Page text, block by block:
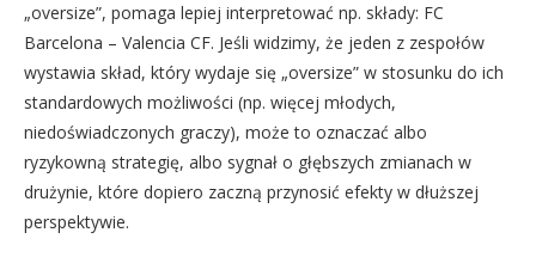
„oversize”, pomaga lepiej interpretować np. składy: FC
Barcelona – Valencia CF. Jeśli widzimy, że jeden z zespołów
wystawia skład, który wydaje się „oversize” w stosunku do ich
standardowych możliwości (np. więcej młodych,
niedoświadczonych graczy), może to oznaczać albo
ryzykowną strategię, albo sygnał o głębszych zmianach w
drużynie, które dopiero zaczną przynosić efekty w dłuższej
perspektywie.